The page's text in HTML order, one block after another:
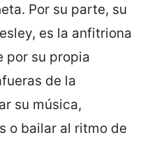
Por su parte, su
es la anfitriona
por su propia
de la
su música,
o bailar al ritmo de